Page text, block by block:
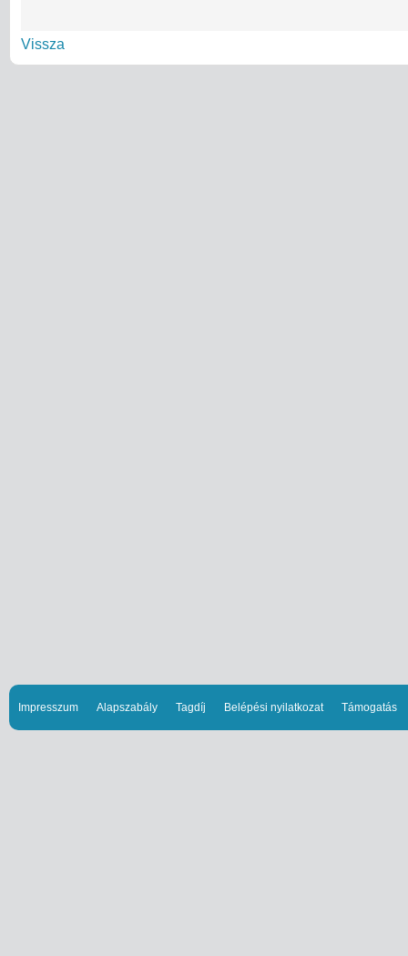
Vissza
Impresszum Alapszabály Tagdíj Belépési nyilatkozat Támogatás